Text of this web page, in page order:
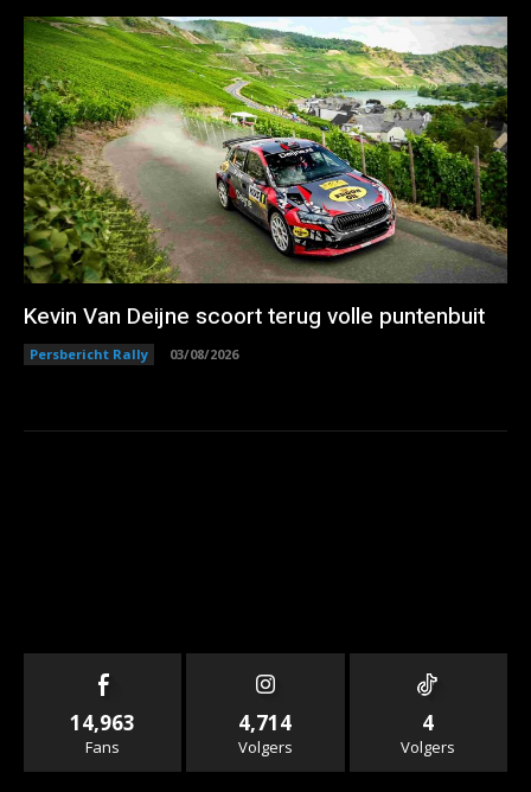
Kevin Van Deijne scoort terug volle puntenbuit
Persbericht Rally 03/08/2026
14,963
Fans
4,714
Volgers
4
Volgers